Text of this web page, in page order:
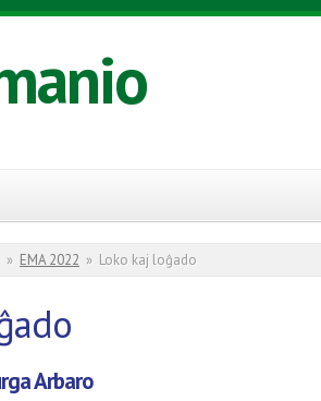
» EMA 2022 » Loko kaj loĝado
Arbaro